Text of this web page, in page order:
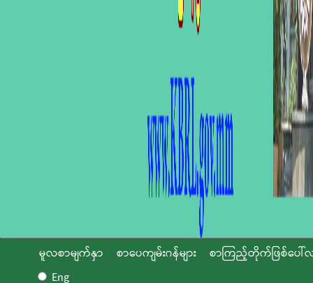
မူလစာမျက်နှာ စာပေကျမ်းဂန်များ
စာကြည့်တိုက်ဖြစ်ပေါ်
Eng